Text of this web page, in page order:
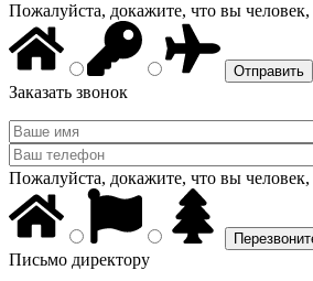
Пожалуйста, докажите, что вы
Заказать звонок
Пожалуйста, докажите, что вы
Письмо директору